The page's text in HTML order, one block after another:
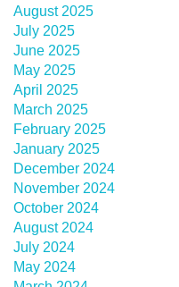
August 2025
July 2025
June 2025
May 2025
April 2025
March 2025
February 2025
January 2025
December 2024
November 2024
October 2024
August 2024
July 2024
May 2024